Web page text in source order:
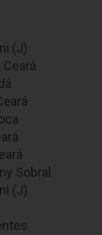
(J)
Sobral
(J)